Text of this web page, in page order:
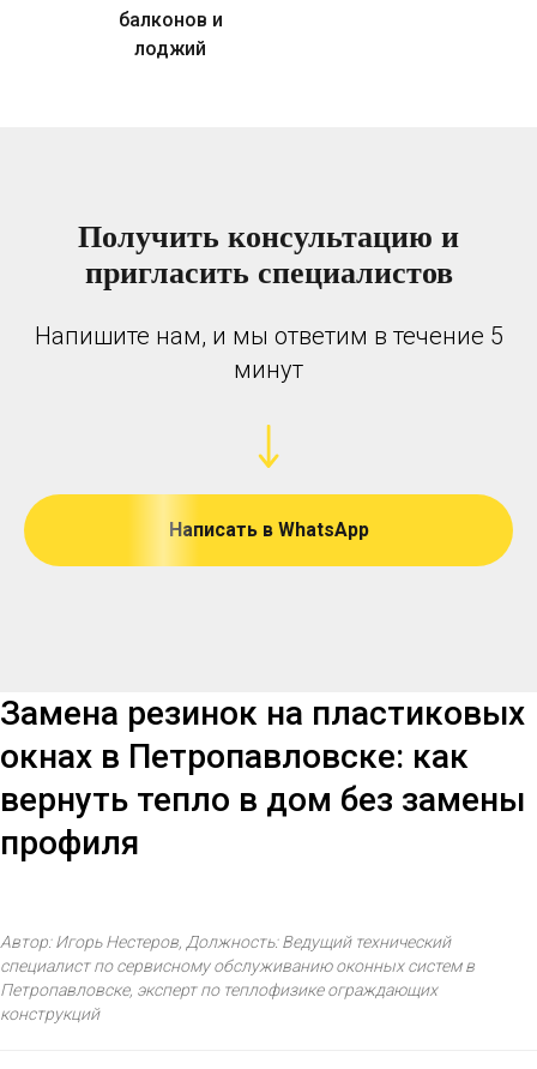
балконов и
лоджий
Получить консультацию и
пригласить специалистов
Напишите нам, и мы ответим в течение 5
минут
Написать в WhatsApp
Замена резинок на пластиковых
окнах в Петропавловске: как
вернуть тепло в дом без замены
профиля
Автор: Игорь Нестеров, Должность: Ведущий технический
специалист по сервисному обслуживанию оконных систем в
Петропавловске, эксперт по теплофизике ограждающих
конструкций